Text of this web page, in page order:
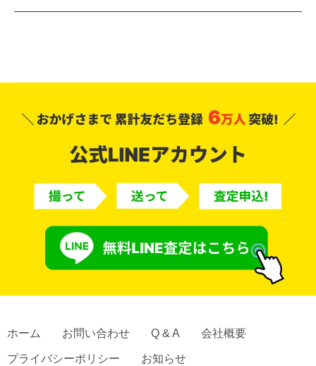
ホーム お問い合わせ Q & A 会社概要
プライバシーポリシー お知らせ